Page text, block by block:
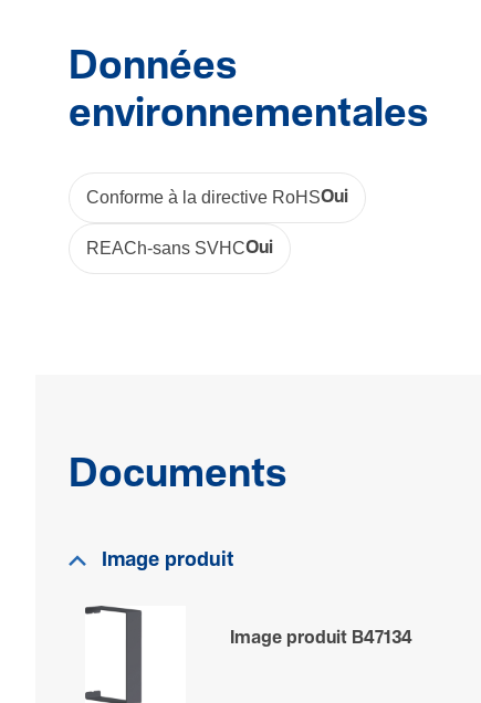
Données
environnementales
Conforme à la directive RoHSOui
REACh-sans SVHCOui
Documents
Image produit
Image produit B47134